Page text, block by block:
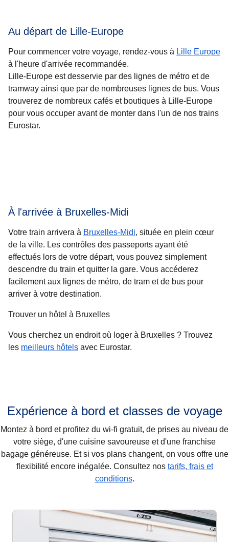
Au départ de Lille-Europe
Pour commencer votre voyage, rendez-vous à Lille Europe
à l'heure d'arrivée recommandée.
Lille-Europe est desservie par des lignes de métro et de
tramway ainsi que par de nombreuses lignes de bus. Vous
trouverez de nombreux cafés et boutiques à Lille-Europe
pour vous occuper avant de monter dans l'un de nos trains
Eurostar.
À l'arrivée à Bruxelles-Midi
Votre train arrivera à Bruxelles-Midi, située en plein cœur
de la ville. Les contrôles des passeports ayant été
effectués lors de votre départ, vous pouvez simplement
descendre du train et quitter la gare. Vous accéderez
facilement aux lignes de métro, de tram et de bus pour
arriver à votre destination.
Trouver un hôtel à Bruxelles
Vous cherchez un endroit où loger à Bruxelles ? Trouvez
les meilleurs hôtels avec Eurostar.
Expérience à bord et classes de voyage
Montez à bord et profitez du wi-fi gratuit, de prises au niveau de
votre siège, d'une cuisine savoureuse et d'une franchise
bagage généreuse. Et si vos plans changent, on vous offre une
flexibilité encore inégalée. Consultez nos tarifs, frais et
conditions.